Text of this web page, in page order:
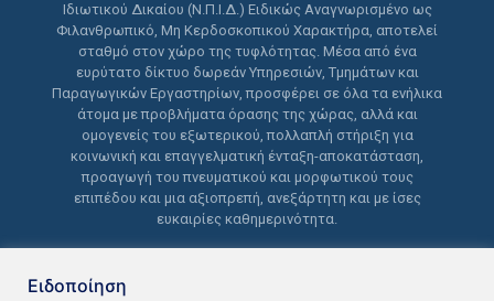
Ιδιωτικού Δικαίου (Ν.Π.Ι.Δ.) Ειδικώς Αναγνωρισμένο ως
Φιλανθρωπικό, Μη Κερδοσκοπικού Χαρακτήρα, αποτελεί
σταθμό στον χώρο της τυφλότητας. Μέσα από ένα
ευρύτατο δίκτυο δωρεάν Υπηρεσιών, Τμημάτων και
Παραγωγικών Εργαστηρίων, προσφέρει σε όλα τα ενήλικα
άτομα με προβλήματα όρασης της χώρας, αλλά και
ομογενείς του εξωτερικού, πολλαπλή στήριξη για
κοινωνική και επαγγελματική ένταξη-αποκατάσταση,
προαγωγή του πνευματικού και μορφωτικού τους
επιπέδου και μια αξιοπρεπή, ανεξάρτητη και με ίσες
ευκαιρίες καθημερινότητα.
Ειδοποίηση